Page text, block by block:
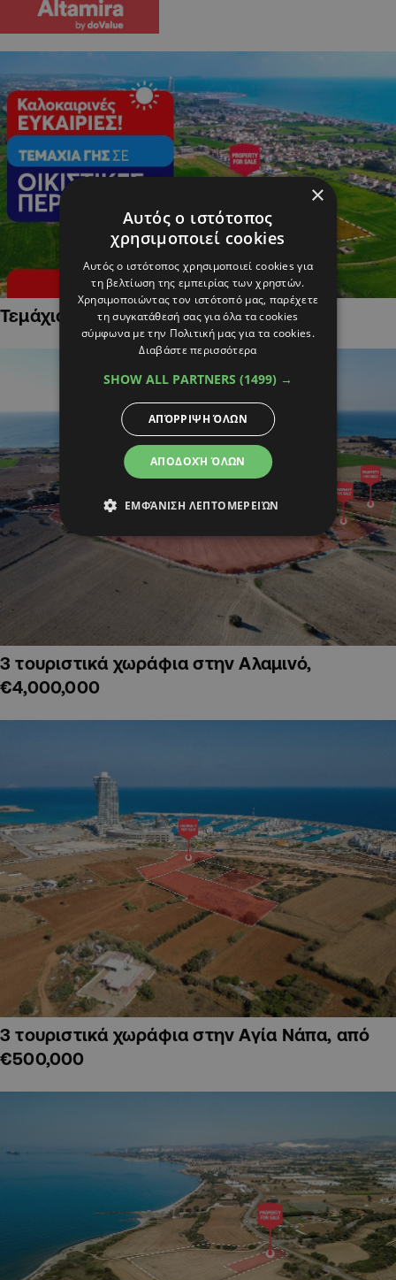
Τεμάχια Γης σε Οικιστικές Περιοχές
3 τουριστικά χωράφια στην Αλαμινό,
€4,000,000
3 τουριστικά χωράφια στην Αγία Νάπα, από
€500,000
×
Αυτός ο ιστότοπος
χρησιμοποιεί cookies
Αυτός ο ιστότοπος χρησιμοποιεί cookies για
τη βελτίωση της εμπειρίας των χρηστών.
Χρησιμοποιώντας τον ιστότοπό μας, παρέχετε
τη συγκατάθεσή σας για όλα τα cookies
σύμφωνα με την Πολιτική μας για τα cookies.
Διαβάστε περισσότερα
SHOW ALL PARTNERS (1499) →
ΑΠΟΔΟΧΉ ΌΛΩΝ
ΑΠΌΡΡΙΨΗ ΌΛΩΝ
ΕΜΦΆΝΙΣΗ ΛΕΠΤΟΜΕΡΕΙΏΝ